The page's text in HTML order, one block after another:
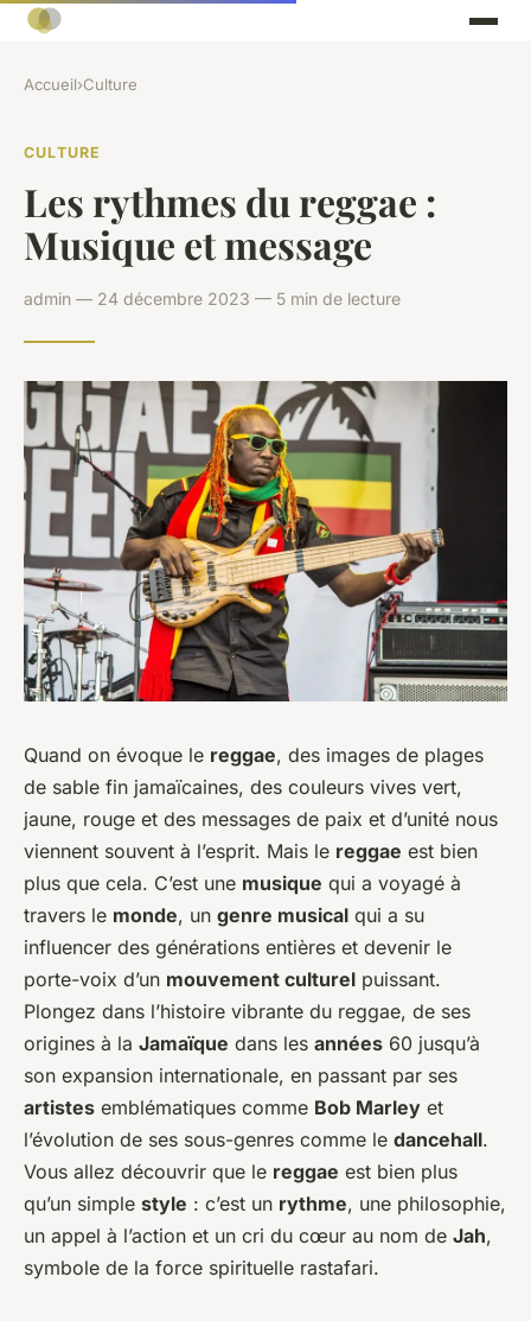
Accueil›Culture
CULTURE
Les rythmes du reggae :
Musique et message
admin — 24 décembre 2023 — 5 min de lecture
Quand on évoque le reggae, des images de plages
de sable fin jamaïcaines, des couleurs vives vert,
jaune, rouge et des messages de paix et d’unité nous
viennent souvent à l’esprit. Mais le reggae est bien
plus que cela. C’est une musique qui a voyagé à
travers le monde, un genre musical qui a su
influencer des générations entières et devenir le
porte-voix d’un mouvement culturel puissant.
Plongez dans l’histoire vibrante du reggae, de ses
origines à la Jamaïque dans les années 60 jusqu’à
son expansion internationale, en passant par ses
artistes emblématiques comme Bob Marley et
l’évolution de ses sous-genres comme le dancehall.
Vous allez découvrir que le reggae est bien plus
qu’un simple style : c’est un rythme, une philosophie,
un appel à l’action et un cri du cœur au nom de Jah,
symbole de la force spirituelle rastafari.